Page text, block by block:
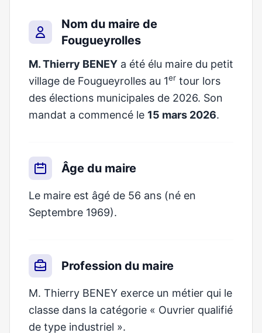
Nom du maire de
Fougueyrolles
M. Thierry BENEY a été élu maire du petit
village de Fougueyrolles au 1er tour lors
des élections municipales de 2026. Son
mandat a commencé le 15 mars 2026.
Âge du maire
Le maire est âgé de 56 ans (né en
Septembre 1969).
Profession du maire
M. Thierry BENEY exerce un métier qui le
classe dans la catégorie « Ouvrier qualifié
de type industriel ».